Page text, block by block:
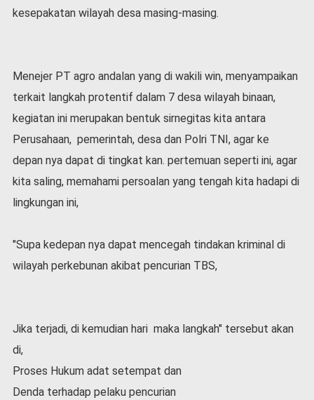
a
n
a
l
kesepakatan wilayah desa masing-masing.
Menejer PT agro andalan yang di wakili win, menyampaikan
terkait langkah protentif dalam 7 desa wilayah binaan,
kegiatan ini merupakan bentuk sirnegitas kita antara
Perusahaan, pemerintah, desa dan Polri TNI, agar ke
depan nya dapat di tingkat kan. pertemuan seperti ini, agar
kita saling, memahami persoalan yang tengah kita hadapi di
lingkungan ini,
"Supa kedepan nya dapat mencegah tindakan kriminal di
wilayah perkebunan akibat pencurian TBS,
Jika terjadi, di kemudian hari maka langkah" tersebut akan
di,
Proses Hukum adat setempat dan
Denda terhadap pelaku pencurian